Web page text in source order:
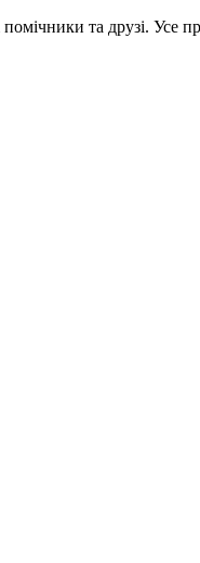
та друзі. Усе